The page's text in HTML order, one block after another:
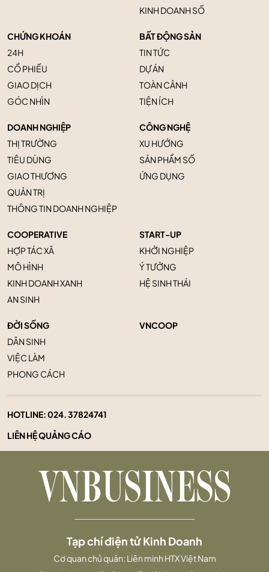
KINH DOANH SỐ
CHỨNG KHOÁN
24H
CỔ PHIẾU
GIAO DỊCH
GÓC NHÌN
BẤT ĐỘNG SẢN
TIN TỨC
DỰ ÁN
TOÀN CẢNH
TIỆN ÍCH
DOANH NGHIỆP
THỊ TRƯỜNG
TIÊU DÙNG
GIAO THƯƠNG
QUẢN TRỊ
THÔNG TIN DOANH NGHIỆP
CÔNG NGHỆ
XU HƯỚNG
SẢN PHẨM SỐ
ỨNG DỤNG
COOPERATIVE
HỢP TÁC XÃ
MÔ HÌNH
KINH DOANH XANH
AN SINH
START-UP
KHỞI NGHIỆP
Ý TƯỞNG
HỆ SINH THÁI
ĐỜI SỐNG
DÂN SINH
VIỆC LÀM
PHONG CÁCH
VNCOOP
HOTLINE:024. 37824741
LIÊN HỆ QUẢNG CÁO
Tạp chí điện tử Kinh Doanh
Cơ quan chủ quản: Liên minh HTX Việt Nam